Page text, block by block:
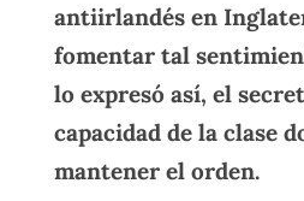
antiirlandés en
fomentar tal
lo expresó así, el
capacidad de la clase
mantener el orden.